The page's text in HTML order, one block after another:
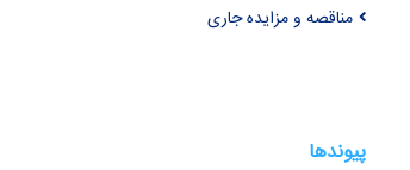
مناقصه و مزایده جاری
پیوندها